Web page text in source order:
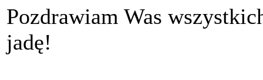
Pozdrawiam Was
jadę!